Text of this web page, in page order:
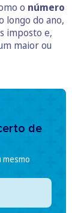
o número
longo do ano,
imposto e,
maior ou
de